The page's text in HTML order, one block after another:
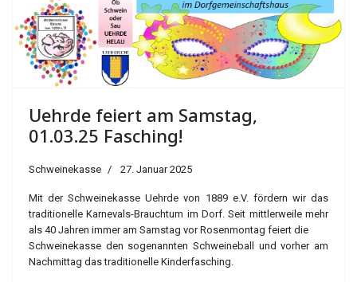
Uehrde feiert am Samstag,
01.03.25 Fasching!
Schweinekasse 27. Januar 2025
Mit der Schweinekasse Uehrde von 1889 e.V. fördern wir das
traditionelle Karnevals-Brauchtum im Dorf. Seit mittlerweile mehr
als 40 Jahren immer am Samstag vor Rosenmontag feiert die
Schweinekasse den sogenannten Schweineball und vorher am
Nachmittag das traditionelle Kinderfasching.